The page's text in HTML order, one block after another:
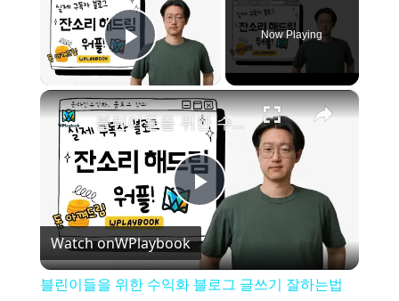
Play Video
Now Playing
×
P
l
블린이들을 위한 수익화 블로그 글쓰기 잘하는법 [구독자 실제 글 피드백]
Watch onWPlaybook
블린이들을 위한 수익화 블로그 글쓰기 잘하는법